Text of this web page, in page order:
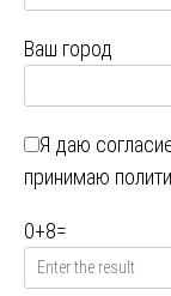
Ваш город
Я даю
принимаю
0+8=